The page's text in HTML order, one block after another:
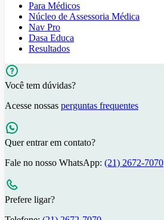
Para Médicos
Núcleo de Assessoria Médica
Nav Pro
Dasa Educa
Resultados
Você tem dúvidas?
Acesse nossas perguntas frequentes
Quer entrar em contato?
Fale no nosso WhatsApp: (21) 2672-7070
Prefere ligar?